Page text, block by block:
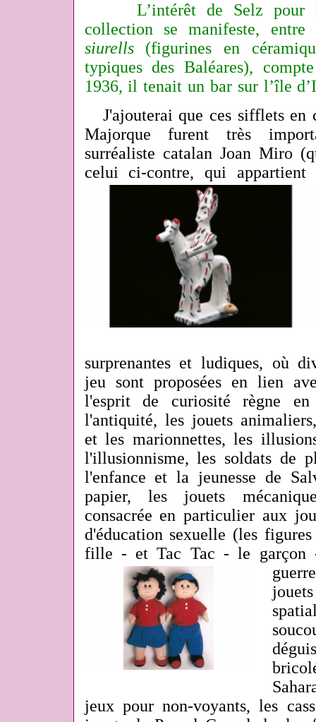
L’intérêt de Selz pour
collection se manifeste,
siurells(figurines en
typiques des Baléares),
1936, il tenait un bar sur l’île
J'ajouterai que ces sifflets en
Majorque furent très
surréaliste catalan Joan Miro
celui ci-contre, qui appartient
surprenantes et ludiques, où
jeu sont proposées en lien
l'esprit de curiosité règne
l'antiquité, les jouets
et les marionnettes, les
l'illusionnisme, les soldats de
l'enfance et la jeunesse de
papier, les jouets
consacrée en particulier aux
d'éducation sexuelle (les
fille - et Tac Tac - le garçon
jeux pour non-voyants, les